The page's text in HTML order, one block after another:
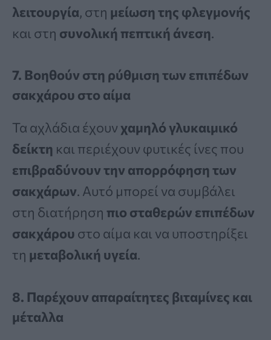
λειτουργία, στη μείωση της φλεγμονής
και στη συνολική πεπτική άνεση.
7. Βοηθούν στη ρύθμιση των επιπέδων
σακχάρου στο αίμα
Τα αχλάδια έχουν χαμηλό γλυκαιμικό
δείκτη και περιέχουν φυτικές ίνες που
επιβραδύνουν την απορρόφηση των
σακχάρων. Αυτό μπορεί να συμβάλει
στη διατήρηση πιο σταθερών επιπέδων
σακχάρου στο αίμα και να υποστηρίξει
τη μεταβολική υγεία.
8. Παρέχουν απαραίτητες βιταμίνες και
μέταλλα